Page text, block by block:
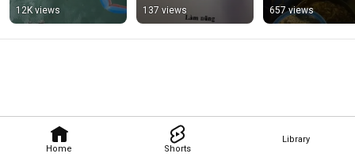
Home Shorts
Library
nguồn: Đoan Trang
12K views 137 views 657 views